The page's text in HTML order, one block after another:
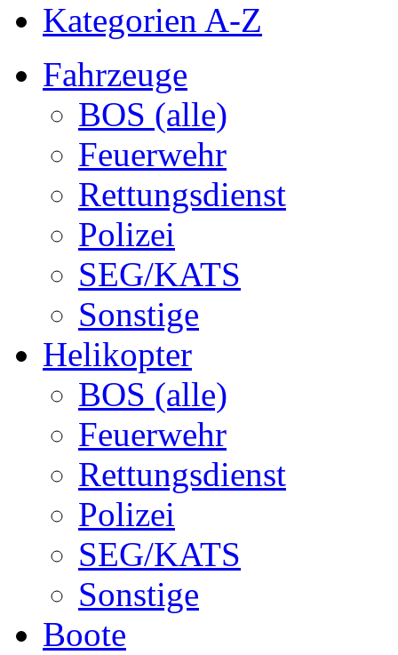
Kategorien A-Z
Fahrzeuge
BOS (alle)
Feuerwehr
Rettungsdienst
Polizei
SEG/KATS
Sonstige
Helikopter
BOS (alle)
Feuerwehr
Rettungsdienst
Polizei
SEG/KATS
Sonstige
Boote